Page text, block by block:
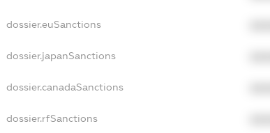
dossier.euSanctions
dossier.japanSanctions
dossier.canadaSanctions
dossier.rfSanctions